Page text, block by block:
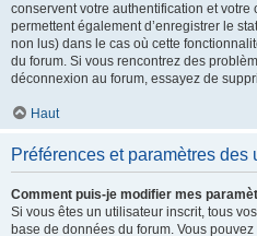
conservent votre authentification et
permettent également d’enregistrer le
non lus) dans le cas où cette
du forum. Si vous rencontrez des
déconnexion au forum, essayez de
Haut
Préférences et paramètres des
Comment puis-je modifier mes
Si vous êtes un utilisateur inscrit, tous
base de données du forum. Vous